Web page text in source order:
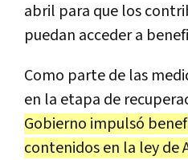
abril para que los
puedan acceder a
Como parte de las
en la etapa de
Gobierno impulsó
contenidos en la ley de